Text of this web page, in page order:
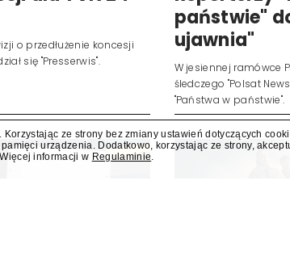
dla TVN 24
Reporterzy
ze strony bez zmiany ustawień dotyczących
urządzenia. Dodatkowo, korzystając ze strony,
informacji w Regulaminie.